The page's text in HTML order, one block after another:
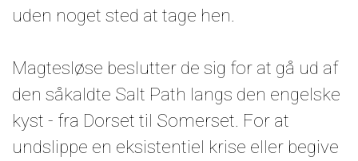
uden noget sted at tage hen.
Magtesløse beslutter de sig for at gå ud af
den såkaldte Salt Path langs den engelske
kyst - fra Dorset til Somerset. For at
undslippe en eksistentiel krise eller begive